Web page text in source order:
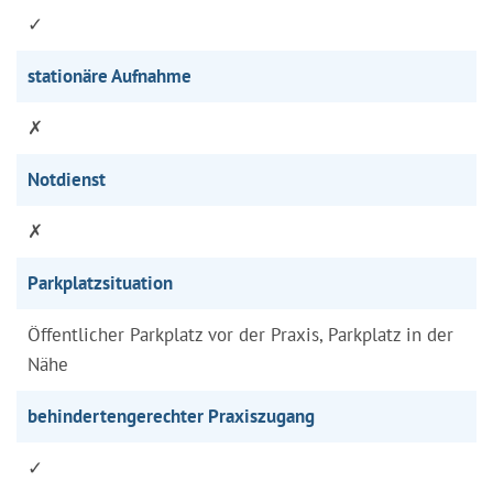
✓
stationäre Aufnahme
✗
Notdienst
✗
Parkplatzsituation
Öffentlicher Parkplatz vor der Praxis, Parkplatz in der
Nähe
behindertengerechter Praxiszugang
✓